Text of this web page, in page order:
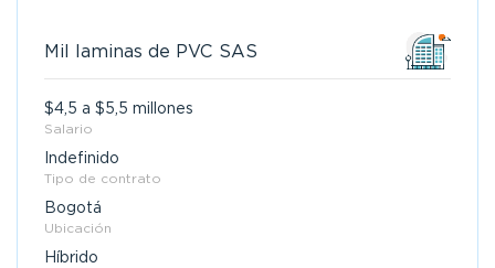
Mil laminas de PVC SAS
$4,5 a $5,5 millones
Salario
Indefinido
Tipo de contrato
Bogotá
Ubicación
Híbrido